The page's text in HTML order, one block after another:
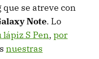
se atreve con
Note. Lo
lápiz S Pen, por
nuestras